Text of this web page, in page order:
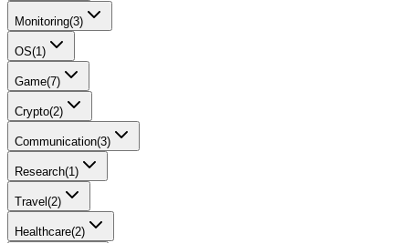
Monitoring(3)
OS(1)
Game(7)
Crypto(2)
Communication(3)
Research(1)
Travel (2)
Healthcare(2)